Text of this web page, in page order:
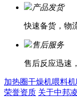
产品发货
快速备货，物
售后服务
售后反应迅速
加热圈干燥机喂料机
荣誉资质 关于中邦凌